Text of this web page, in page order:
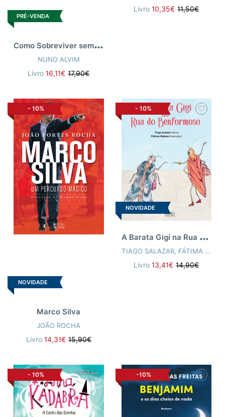
PRÉ-VENDA
C
omo Sobreviver sem Carne
NUNO ALVIM
Livro16,11€ 17,90€
Livro10,35€ 11,50€
- 10%
NOVIDADE
Marco Silva
JOÃO ROCHA
Livro 14,31€ 15,90€
- 10%
NOVIDADE
A
Barata Gigi na Rua do Benformoso
TIAGO SALAZAR, FÁTIMA MATEUS
Livro13,41€ 14,90€
- 10% -10%